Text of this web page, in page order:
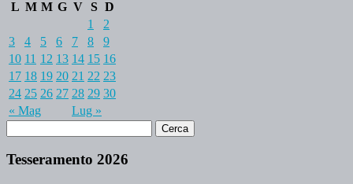
L M M G V S D
« Mag Lug »
1
2
3
4 5 6 7 8
9
10 11 12 13 14 15 16
17 18 19 20 21 22 23
24 25 26 27 28 29 30
Tesseramento 2026